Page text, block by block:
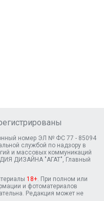
номер ЭЛ № ФС 77 - 85094
службой по надзору в
и массовых коммуникаций
ДИЗАЙНА "АГАТ", Главный
18+. При полном или
и фотоматериалов
Редакция может не